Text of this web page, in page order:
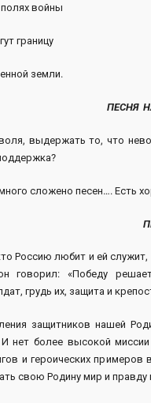
войны
границу
земли.
ПЕСНЯ
выдержать то, что
сложено песен…. Есть
Россию любит и ей
говорил: «Победу
грудь их, защита и
защитников нашей
И нет более высокой
и героических
свою Родину мир и правду